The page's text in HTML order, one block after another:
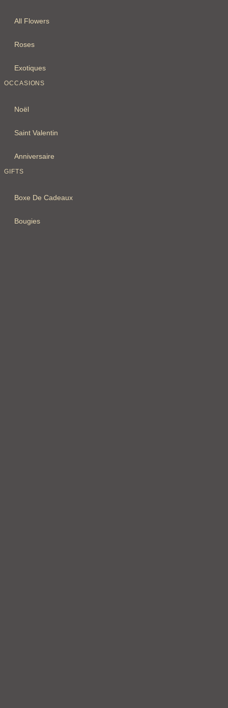
All Flowers
Roses
Exotiques
OCCASIONS
Noël
Saint Valentin
Anniversaire
GIFTS
Boxe De Cadeaux
Bougies